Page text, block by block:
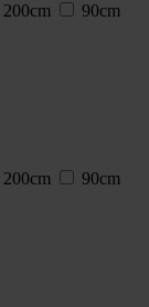
200cm
90cm
200cm
90cm